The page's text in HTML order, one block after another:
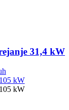
31,4 kW